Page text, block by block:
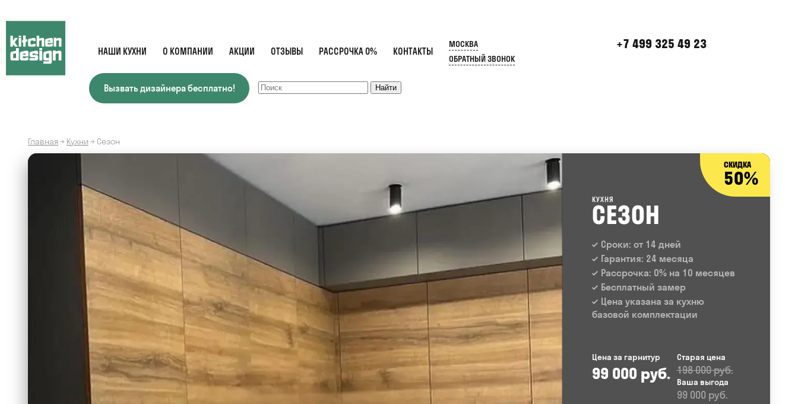
НАШИ КУХНИ О КОМПАНИИ АКЦИИ ОТЗЫВЫ РАССРОЧКА 0% КОНТАКТЫ
+7 499 325 49 23
Вызвать дизайнера бесплатно!
МОСКВА
ОБРАТНЫЙ ЗВОНОК
Главная→ Кухни → Сезон
СКИДКА
50%
КУХНЯ
СЕЗОН
Сроки: от 14 дней
Гарантия: 24 месяца
Рассрочка: 0% на 10 месяцев
Бесплатный замер
Цена указана за кухню
базовой комплектации
Цена за гарнитур
99 000 руб.
Старая цена
198 000 руб.
Ваша выгода
99 000 руб.